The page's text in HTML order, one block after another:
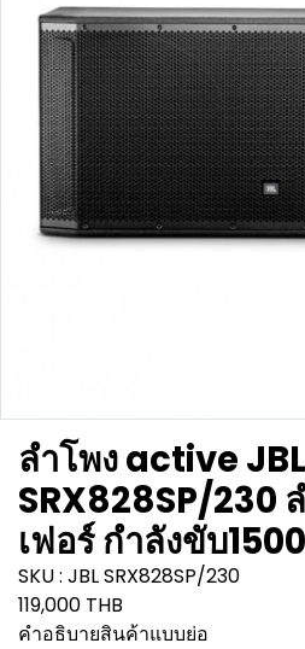
ลำโพง active JBL
SRX828SP/230
เฟอร์ กำลังขับ
SKU : JBL SRX828SP/230
119,000 THB
คำอธิบายสินค้าแบบย่อ